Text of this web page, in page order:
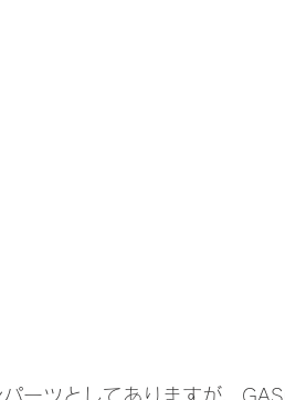
ーツとしてありますが、